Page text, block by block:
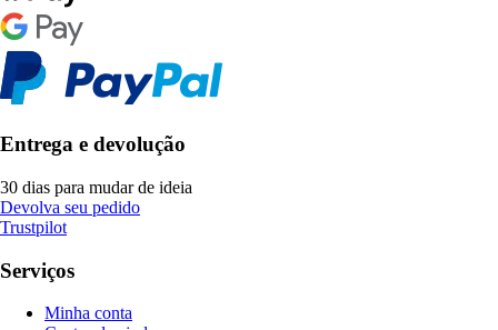
Entrega e devolução
30 dias para mudar de ideia
Devolva seu pedido
Trustpilot
Serviços
Minha conta